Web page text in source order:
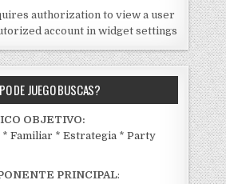
authorization to view a user
account in widget settings
DE JUEGO BUSCAS?
OBJETIVO:
*Familiar *Estrategia *Party
PRINCIPAL: